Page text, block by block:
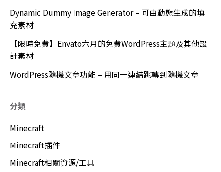
Dynamic Dummy Image Generator – 可由動態生成的填
充素材
【限時免費】Envato六月的免費WordPress主題及其他設
計素材
WordPress隨機文章功能 – 用同一連結跳轉到隨機文章
分類
Minecraft
Minecraft插件
Minecraft相關資源/工具